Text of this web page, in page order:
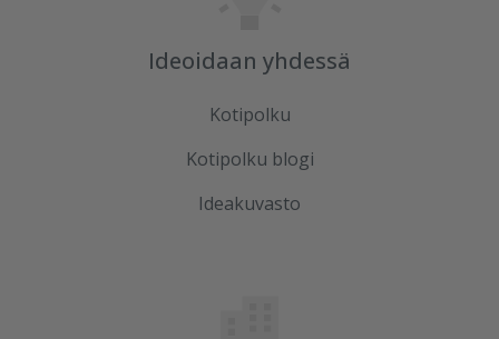
Ideoidaan yhdessä
Kotipolku
Kotipolku blogi
Ideakuvasto